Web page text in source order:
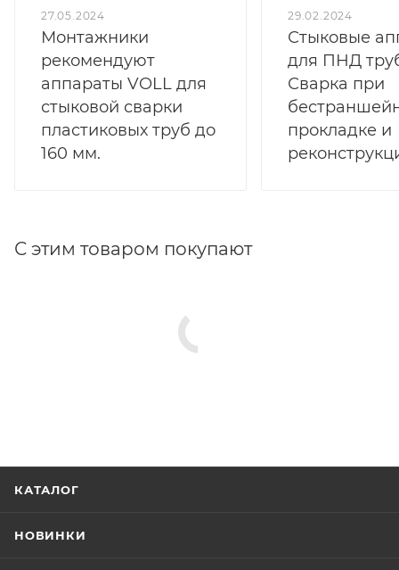
27.05.2024
Монтажники
рекомендуют
аппараты VOLL для
стыковой сварки
пластиковых труб до
160 мм.
29.02.2024
Стыковые
для ПНД
Сварка при
прокладке и
С этим товаром покупают
КАТАЛОГ
НОВИНКИ